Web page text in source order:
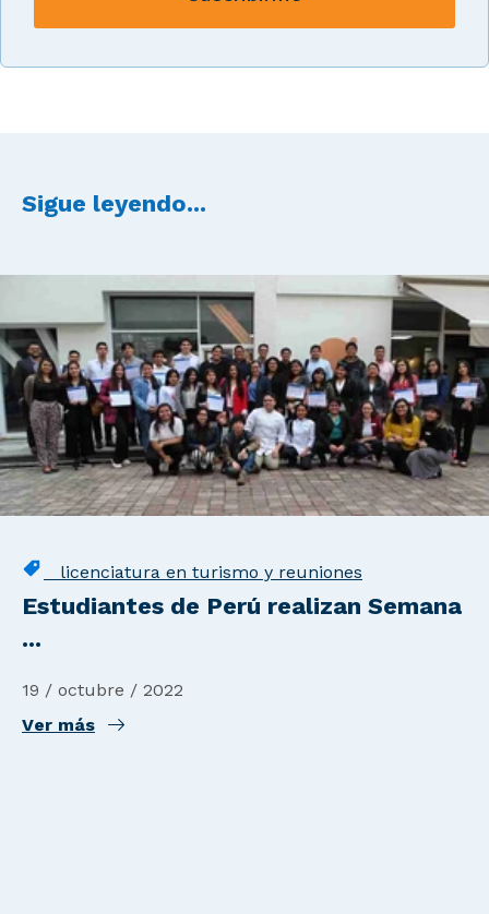
Sigue leyendo...
licenciatura en turismo y reuniones
Estudiantes de Perú realizan Semana
...
19 / octubre / 2022
Ver más